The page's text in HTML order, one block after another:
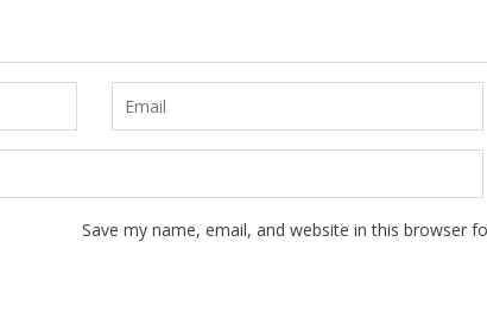
Save my name, email, and website in this browser